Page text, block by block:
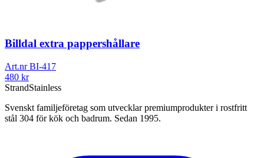
Billdal extra pappershållare
Art.nrBI-417
480 kr
StrandStainless
Svenskt familjeföretag som utvecklar premiumprodukter i rostfritt
stål 304 för kök och badrum. Sedan 1995.